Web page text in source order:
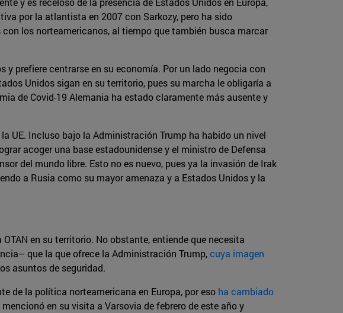
por la atlantista en 2007 con Sarkozy, pero ha sido
los norteamericanos, al tiempo que también busca marcar
prefiere centrarse en su economía. Por un lado negocia con
Unidos sigan en su territorio, pues su marcha le obligaría a
de Covid-19 Alemania ha estado claramente más ausente y
UE. Incluso bajo la Administración Trump ha habido un nivel
acoger una base estadounidense y el ministro de Defensa
del mundo libre. Esto no es nuevo, pues ya la invasión de Irak
a Rusia como su mayor amenaza y a Estados Unidos y la
en su territorio. No obstante, entiende que necesita
que la que ofrece la Administración Trump,cuya imagen
asuntos de seguridad.
de la política norteamericana en Europa, por eso ha cambiado
en su visita a Varsovia de febrero de este año y